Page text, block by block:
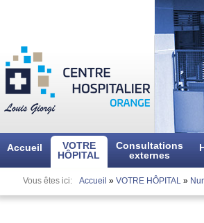
Accueil
VOTRE
HÔPITAL
Consultations
externes
Vous êtes ici Accueil » VOTRE HÔPITAL »